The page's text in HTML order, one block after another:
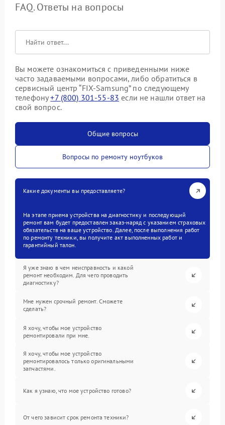
FAQ. Ответы на вопросы
Вы можете ознакомиться с приведенными ниже
часто задаваемыми вопросами, либо обратиться в
сервисный центр “FIX-Samsung” по следующему
телефону+7 (800) 301-55-83 если не нашли ответ на
свой вопрос.
Общие вопросы
Вопросы по ремонту ноутбуков
Какие документы вы предоставляете?
На этапе приема устройства на диагностику и последующий
ремонт вам будет предоставлен заказ-наряд с указанием страховых
обязательств на ваше устройство. Далее, после выполнения работ
по ремонту техники, вы получите акт выполненных работ и
гарантийный талон.
Я уже знаю в чем неисправность и какой
ремонт необходим. Для чего проводить
диагностику?
Мне нужен срочный ремонт. Сможете
сделать?
Я хочу, чтобы мое устройство
ремонтировали при мне.
Я хочу, чтобы мое устройство
ремонтировалось только оригинальными
запчастями.
Как я узнаю, что мое устройство готово?
От чего зависит срок ремонта техники?